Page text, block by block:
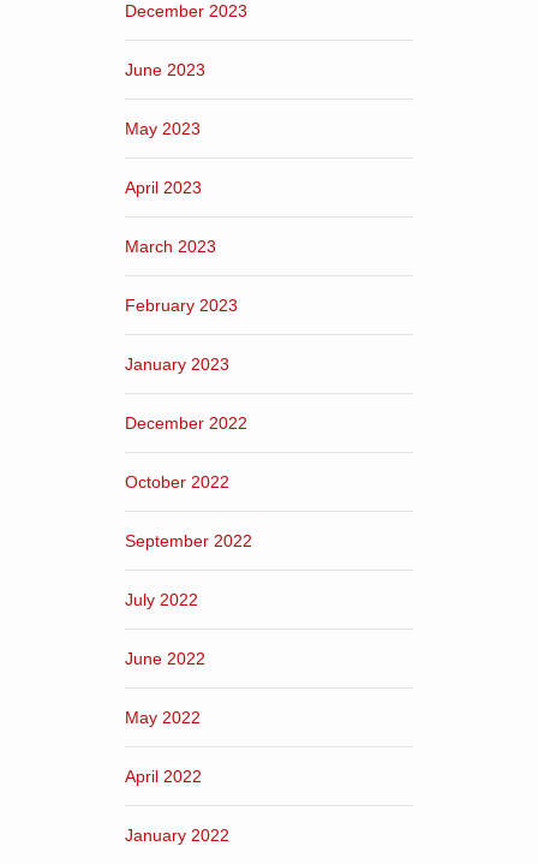
December 2023
June 2023
May 2023
April 2023
March 2023
February 2023
January 2023
December 2022
October 2022
September 2022
July 2022
June 2022
May 2022
April 2022
January 2022